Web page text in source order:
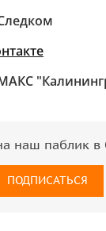
наш паблик в
ПОДПИСАТЬСЯ